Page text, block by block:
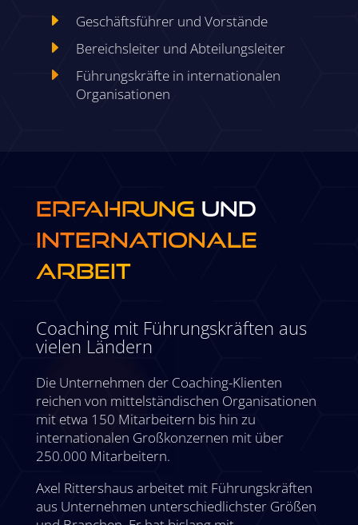
E Geschäftsführer und Vorstände
E Bereichsleiter und Abteilungsleiter
E
Führungskräfte in internationalen
Organisationen
ERFAHRUNG UND
INTERNATIONALE
ARBEIT
Coaching mit Führungskräften aus
vielen Ländern
Die Unternehmen der Coaching-Klienten
reichen von mittelständischen Organisationen
mit etwa 150 Mitarbeitern bis hin zu
internationalen Großkonzernen mit über
250.000 Mitarbeitern.
Axel Rittershaus arbeitet mit Führungskräften
aus Unternehmen unterschiedlichster Größen